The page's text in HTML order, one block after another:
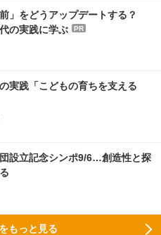
」をどうアップデートする？
の実践に学ぶ
PR
実践「こどもの育ちを支える
設立記念シンポ9/6…創造性と探
もっと見る